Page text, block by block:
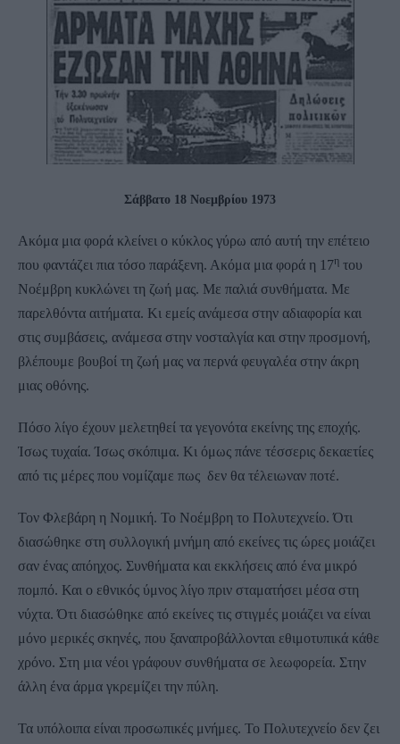
Σάββατο 18 Νοεμβρίου 1973
Ακόμα μια φορά κλείνει ο κύκλος γύρω από αυτή την επέτειο
που φαντάζει πια τόσο παράξενη. Ακόμα μια φορά η 17η του
Νοέμβρη κυκλώνει τη ζωή μας. Με παλιά συνθήματα. Με
παρελθόντα αιτήματα. Κι εμείς ανάμεσα στην αδιαφορία και
στις συμβάσεις, ανάμεσα στην νοσταλγία και στην προσμονή,
βλέπουμε βουβοί τη ζωή μας να περνά φευγαλέα στην άκρη
μιας οθόνης.
Πόσο λίγο έχουν μελετηθεί τα γεγονότα εκείνης της εποχής.
Ίσως τυχαία. Ίσως σκόπιμα. Κι όμως πάνε τέσσερις δεκαετίες
από τις μέρες που νομίζαμε πως δεν θα τέλειωναν ποτέ.
Τον Φλεβάρη η Νομική. Το Νοέμβρη το Πολυτεχνείο. Ότι
διασώθηκε στη συλλογική μνήμη από εκείνες τις ώρες μοιάζει
σαν ένας απόηχος. Συνθήματα και εκκλήσεις από ένα μικρό
πομπό. Και ο εθνικός ύμνος λίγο πριν σταματήσει μέσα στη
νύχτα. Ότι διασώθηκε από εκείνες τις στιγμές μοιάζει να είναι
μόνο μερικές σκηνές, που ξαναπροβάλλονται εθιμοτυπικά κάθε
χρόνο. Στη μια νέοι γράφουν συνθήματα σε λεωφορεία. Στην
άλλη ένα άρμα γκρεμίζει την πύλη.
Τα υπόλοιπα είναι προσωπικές μνήμες. Το Πολυτεχνείο δεν ζει